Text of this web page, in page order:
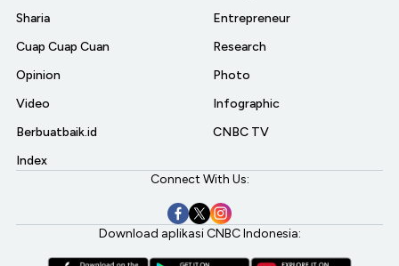
Sharia
Cuap Cuap Cuan
Opinion
Video
Berbuatbaik.id
Index
Entrepreneur
Research
Photo
Infographic
CNBC TV
Connect With Us:
Download aplikasi CNBC Indonesia: